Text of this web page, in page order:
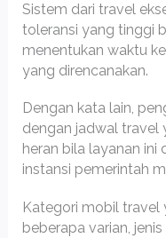
Sistem dari travel
toleransi yang tinggi
menentukan waktu
yang direncanakan.
Dengan kata lain,
dengan jadwal travel
heran bila layanan
instansi pemerintah
Kategori mobil travel
beberapa varian,